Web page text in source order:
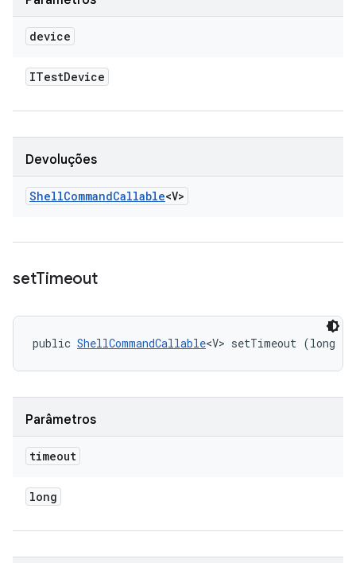
device
ITestDevice
Devoluções
ShellCommandCallable<V>
setTimeout
public ShellCommandCallable<V> setTimeout (long
Parâmetros
timeout
long